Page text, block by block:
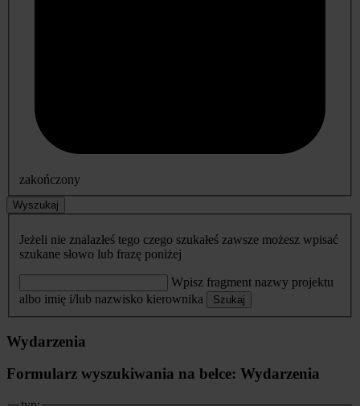
zakończony
Wyszukaj
Jeżeli nie znalazłeś tego czego szukałeś zawsze możesz wpisać
szukane słowo lub frazę poniżej
Wpisz fragment nazwy projektu
albo imię i/lub nazwisko kierownika
Szukaj
Wydarzenia
Formularz wyszukiwania na belce: Wydarzenia